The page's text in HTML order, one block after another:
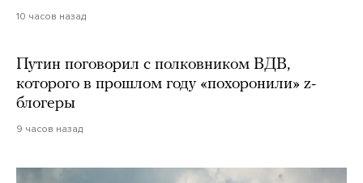
10 часов назад
Путин поговорил с полковником ВДВ,
которого в прошлом году «похоронили» z-
блогеры
9 часов назад